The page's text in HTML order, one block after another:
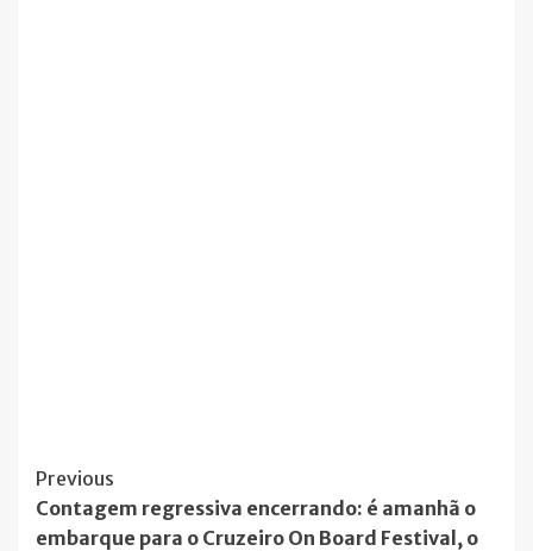
Post
Navigation
Previous
Contagem regressiva encerrando: é amanhã o
embarque para o Cruzeiro On Board Festival, o